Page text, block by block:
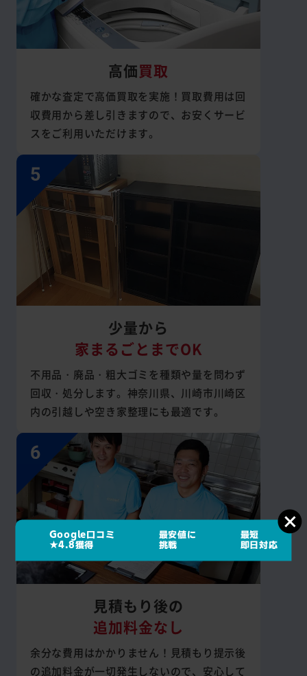
高価買取
確かな査定で高価買取を実施！買取費用は回
収費用から差し引きますので、お安くサービ
スをご利用いただけます。
少量から
家まるごとまでOK
不用品・廃品・粗大ゴミを種類や量を問わず
回収・処分します。神奈川県、川崎市川崎区
内の引越しや空き家整理にも最適です。
見積もり後の
追加料金なし
余分な費用はかかりません！見積もり提示後
の追加料金が一切発生しないので、安心して
Google口コミ
★4.8獲得
最安値に
挑戦
最短
即日対応